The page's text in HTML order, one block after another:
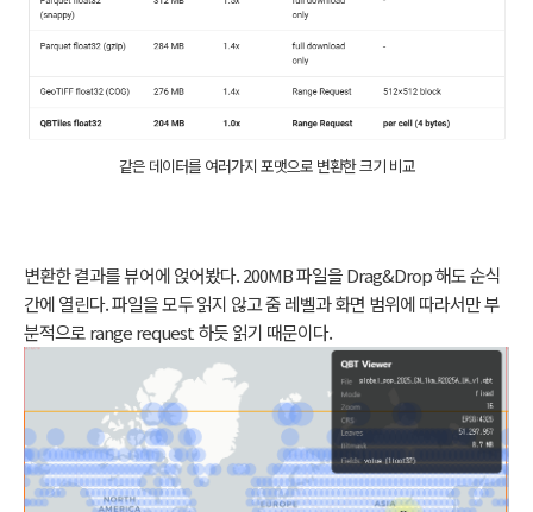
같은 데이터를 여러가지 포맷으로 변환한 크기 비교
변환한 결과를 뷰어에 얹어봤다. 200MB 파일을 Drag&Drop 해도 순식
간에 열린다. 파일을 모두 읽지 않고 줌 레벨과 화면 범위에 따라서만 부
분적으로 range request 하듯 읽기 때문이다.